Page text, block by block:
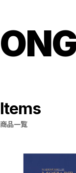
Items
商品一覧